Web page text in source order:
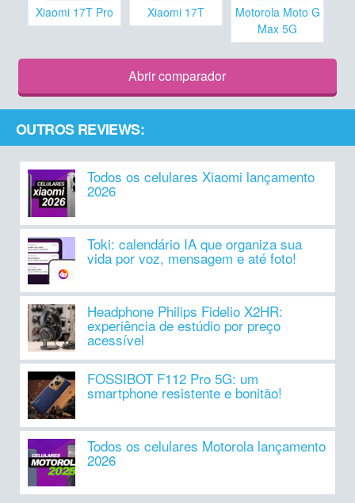
Xiaomi 17T Pro Xiaomi 17T
Motorola Moto G
Max 5G
Abrir comparador
OUTROS REVIEWS:
Todos os celulares Xiaomi lançamento
2026
Toki: calendário IA que organiza sua
vida por voz, mensagem e até foto!
Headphone Philips Fidelio X2HR:
experiência de estúdio por preço
acessível
FOSSIBOT F112 Pro 5G: um
smartphone resistente e bonitão!
Todos os celulares Motorola lançamento
2026